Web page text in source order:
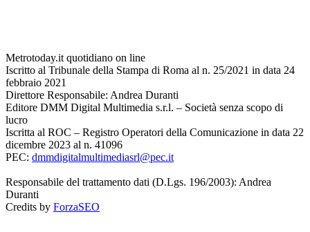
Metrotoday.it quotidiano on line
Iscritto al Tribunale della Stampa di Roma al n. 25/2021 in data 24
febbraio 2021
Direttore Responsabile: Andrea Duranti
Editore DMM Digital Multimedia s.r.l. – Società senza scopo di
lucro
Iscritta al ROC – Registro Operatori della Comunicazione in data 22
dicembre 2023 al n. 41096
PEC: dmmdigitalmultimediasrl@pec.it
Responsabile del trattamento dati (D.Lgs. 196/2003): Andrea
Duranti
Credits by ForzaSEO